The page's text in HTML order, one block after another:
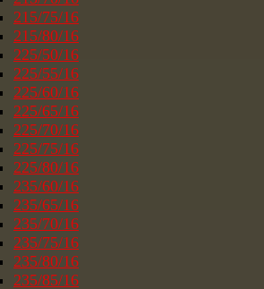
215/75/16
215/80/16
225/50/16
225/55/16
225/60/16
225/65/16
225/70/16
225/75/16
225/80/16
235/60/16
235/65/16
235/70/16
235/75/16
235/80/16
235/85/16